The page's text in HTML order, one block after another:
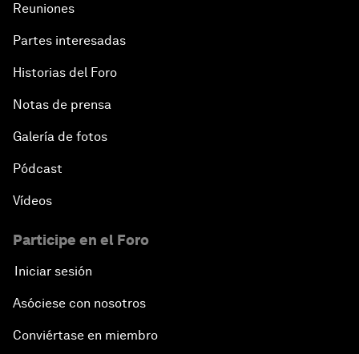
Reuniones
Partes interesadas
Historias del Foro
Notas de prensa
Galería de fotos
Pódcast
Vídeos
Participe en el Foro
Iniciar sesión
Asóciese con nosotros
Conviértase en miembro